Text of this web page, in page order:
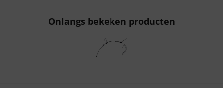
Onlangs bekeken producten